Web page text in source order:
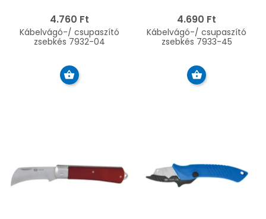
4.760 Ft
Kábelvágó-/ csupaszító
zsebkés 7932-04
4.690 Ft
Kábelvágó-/ csupaszító
zsebkés 7933-45